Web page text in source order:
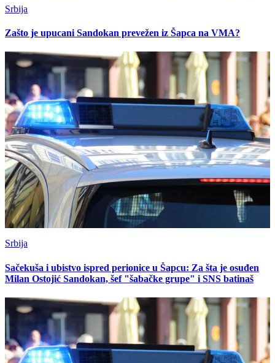
Srbija
Zašto je upucani Sandokan prevežen iz Šapca na VMA?
Srbija
Sačekuša i ubistvo ispred perionice u Šapcu: Za šta je osuđen
Milan Ostojić Sandokan, šef "šabačke grupe" i SNS batinaš